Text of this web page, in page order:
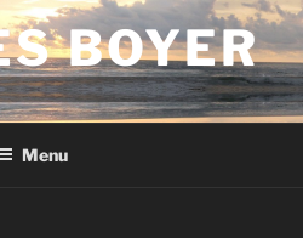
BOYER
Menu